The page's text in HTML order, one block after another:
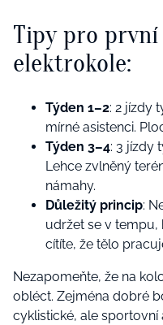
Tipy pro
elektrokole:
Týden 1–2: 2 jízdy
mírné asistenci.
Týden 3–4: 3 jízdy
Lehce zvlněný
námahy.
Důležitý princip:
udržet se v tempu,
cítíte, že tělo
Nezapomeňte, že na
obléct. Zejména dobré
cyklistické, ale sportovní